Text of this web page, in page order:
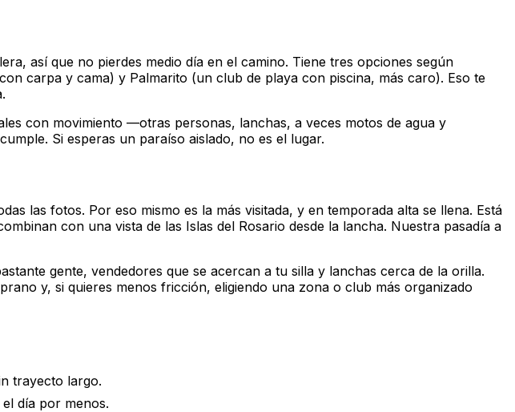
así que no pierdes medio día en el camino. Tiene tres opciones según
carpa y cama) y Palmarito (un club de playa con piscina, más caro). Eso te
con movimiento —otras personas, lanchas, a veces motos de agua y
Si esperas un paraíso aislado, no es el lugar.
las fotos. Por eso mismo es la más visitada, y en temporada alta se llena. Está
con una vista de las Islas del Rosario desde la lancha. Nuestra pasadía a
gente, vendedores que se acercan a tu silla y lanchas cerca de la orilla.
y, si quieres menos fricción, eligiendo una zona o club más organizado
trayecto largo.
día por menos.